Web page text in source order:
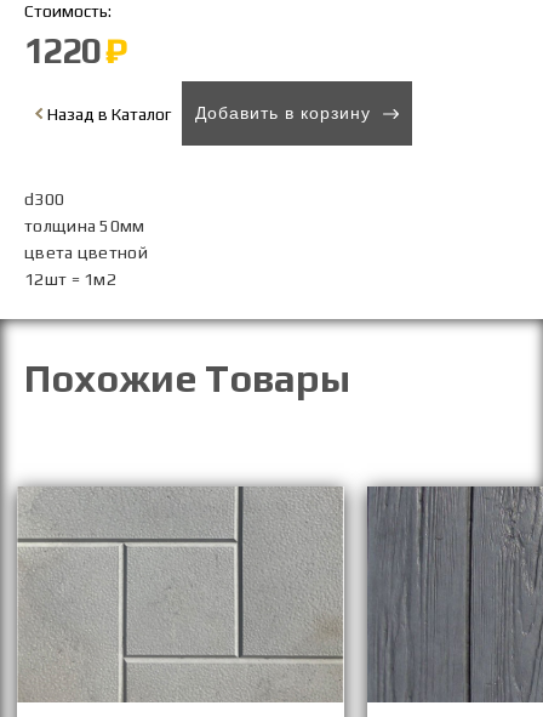
Стоимость:
1220₽
Назад в Каталог Добавить в корзину
d300
толщина 50мм
цвета цветной
12шт = 1м2
Похожие Товары